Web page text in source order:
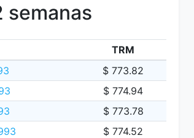
semanas
TRM
$ 773.82
$ 774.94
$ 773.78
$ 774.52